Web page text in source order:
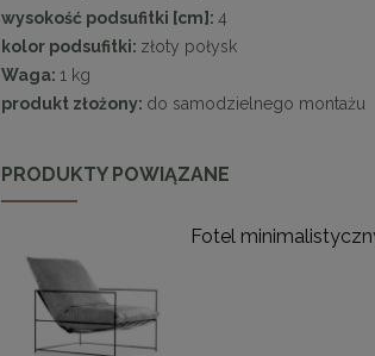
wysokość podsufitki [cm]: 4
kolor podsufitki: złoty połysk
Waga: 1 kg
produkt złożony: do samodzielnego montażu
PRODUKTY POWIĄZANE
Fotel